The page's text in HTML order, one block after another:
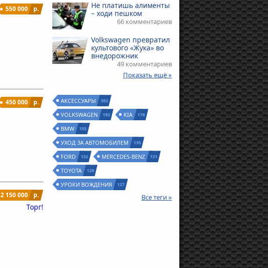
550 000 р.
450 000 р.
2 150 000 р.
Торг!
Не платишь алименты
– ходи пешком
66 комментариев
Volkswagen превратил
культового «Жука» во
внедорожник
49 комментариев
Показать ещё »
АКСЕССУАРЫ 392
VOLKSWAGEN 192 KIA 176
BMW 155
УХОД ЗА АВТОМОБИЛЕМ 135
FORD 132 MERCEDES-BENZ 131
TOYOTA 129
УРОКИ ВОЖДЕНИЯ 127
Все теги »